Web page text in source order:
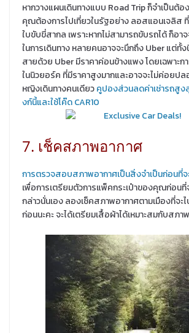
หากวางแผนเดินทางแบบ Road Trip ก็จำเป็นต้
คุณต้องการไปเที่ยวในรัฐอย่าง ลอสแอนเจลิส
ใบขับขี่สากล เพราะหากไม่สามารถขับรถได้ ก็อา
ในการเดินทาง หลายคนอาจจะนึกถึง Uber แต่ทั้ง
สายด้วย Uber มีราคาค่อนข้างแพง โดยเฉพาะก
ในนิวยอร์ค ที่มีราคาสูงมากและอาจจะไม่ค่อยป
หญิงเดินทางคนเดียวคูปองส่วนลดค่าเช่ารถสูง
งก์นี้และใช้โค๊ด CAR10
7. เช็คสภาพอากาศ
การตรวจสอบสภาพอากาศเป็นสิ่งจำเป็นก่อนที่จ
เพื่อการเตรียมตัวการแพ็คกระเป๋าของคุณก่อนที่
กล่าวนั่นเอง ลองเช็คสภาพอากาศตามเมืองที่จะ
ก่อนนะคะ จะได้เตรียมเสื้อผ้าได้เหมาะสมกับสภา